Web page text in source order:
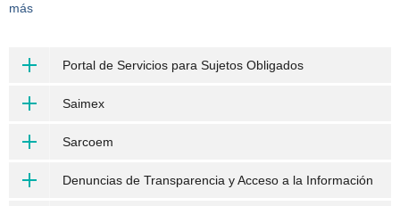
más
Portal de Servicios para Sujetos Obligados
Saimex
Sarcoem
Denuncias de Transparencia y Acceso a la Información